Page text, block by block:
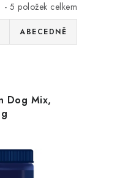
- 5 položek celkem
ABECEDNĚ
Dog Mix,